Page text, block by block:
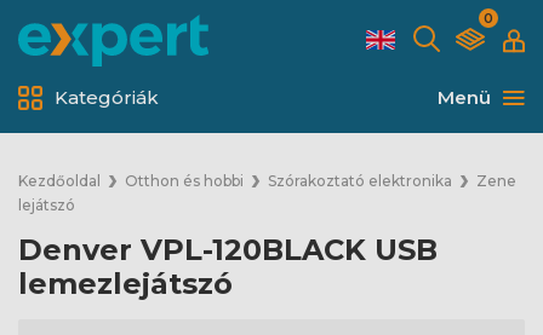
0
Menü
Kategóriák
Kezdőoldal Otthon és hobbi Szórakoztató elektronika
Zene
lejátszó
Denver VPL-120BLACK USB
lemezlejátszó